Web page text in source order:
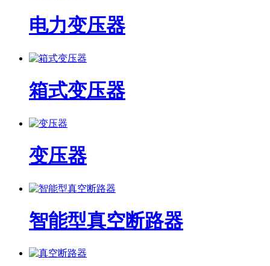
电力变压器
箱式变压器
变压器
智能型真空断路器